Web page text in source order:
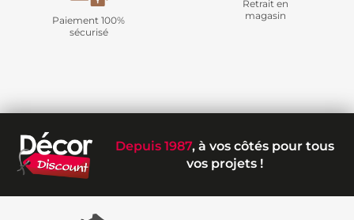
Paiement 100%
sécurisé
Retrait en
magasin
Depuis 1987, à vos côtés pour tous
vos projets !